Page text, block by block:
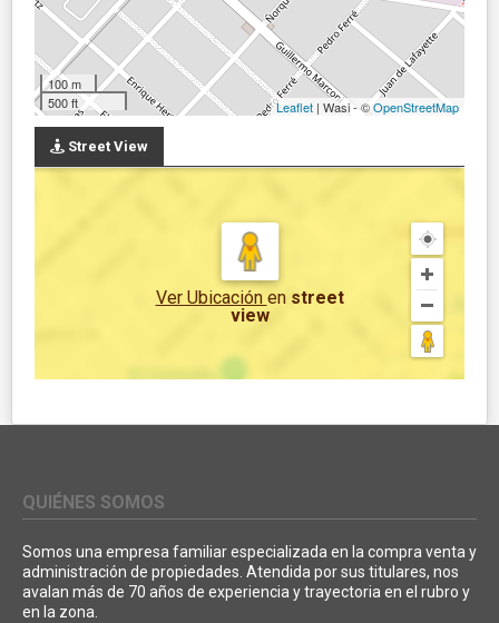
100 m
500 ft
Leaflet | Wasi - ©OpenStreetMap
Street View
Ver Ubicación en street
view
QUIÉNES SOMOS
Somos una empresa familiar especializada en la compra venta y
administración de propiedades. Atendida por sus titulares, nos
avalan más de 70 años de experiencia y trayectoria en el rubro y
en la zona.